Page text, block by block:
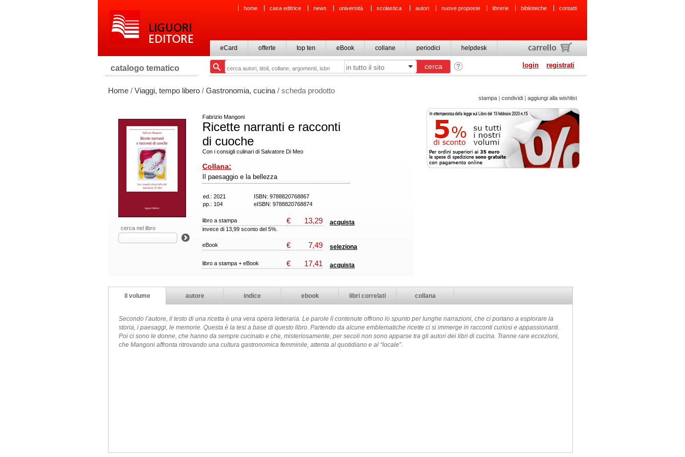
home casa editrice news università scolastica autori nuove proposte librerie biblioteche contatti
eCard offerte top ten eBook collane periodici helpdesk
login registrati
catalogo tematico
Home / Viaggi, tempo libero / Gastronomia, cucina / scheda prodotto
stampa | condividi | aggiungi alla wishlist
cerca nel libro
Fabrizio Mangoni
Ricette narranti e racconti
di cuoche
Con i consigli culinari di Salvatore Di Meo
Collana:
Il paesaggio e la bellezza
ed.: 2021
ISBN: 9788820768867
pp.: 104
eISBN: 9788820768874
libro a stampa € 13,29 acquista
invece di 13,99 sconto del 5%.
eBook € 7,49 seleziona
libro a stampa + eBook € 17,41 acquista
il volume autore indice ebook libri correlati collana
Secondo l’autore, il testo di una ricetta è una vera opera letteraria. Le parole lì contenute offrono lo spunto per lunghe narrazioni, che ci portano a esplorare la
storia, i paesaggi, le memorie. Questa è la tesi a base di questo libro. Partendo da alcune emblematiche ricette ci si immerge in racconti curiosi e appassionanti.
Poi ci sono le donne, che hanno da sempre cucinato e che, misteriosamente, per secoli non sono apparse tra gli autori dei libri di cucina. Tranne rare eccezioni,
che Mangoni affronta ritrovando una cultura gastronomica femminile, attenta al quotidiano e al “locale”.